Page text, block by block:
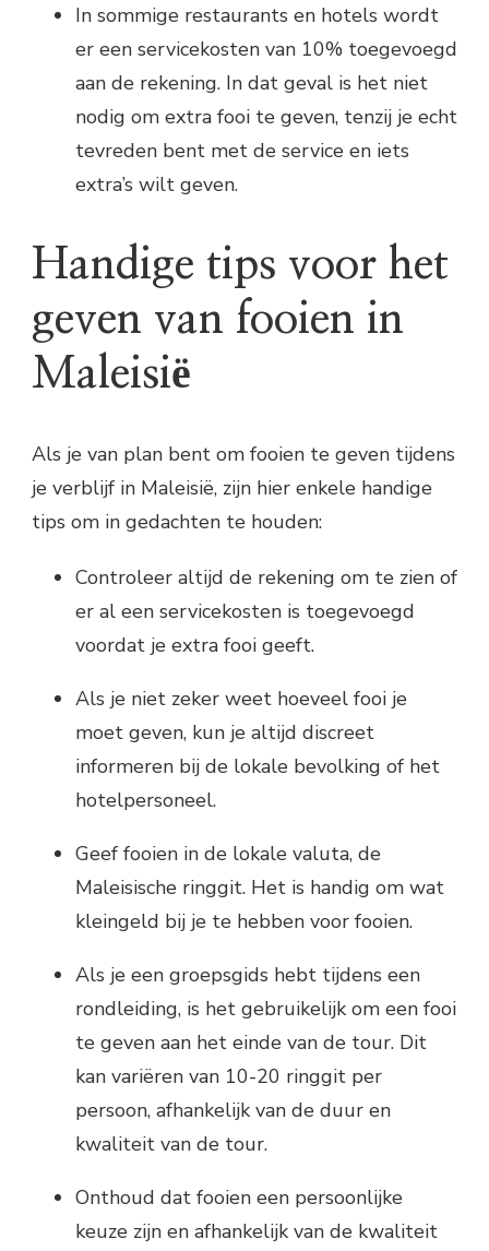
In sommige restaurants en hotels wordt
er een servicekosten van 10% toegevoegd
aan de rekening. In dat geval is het niet
nodig om extra fooi te geven, tenzij je echt
tevreden bent met de service en iets
extra’s wilt geven.
Handige tips voor het
geven van fooien in
Maleisië
Als je van plan bent om fooien te geven tijdens
je verblijf in Maleisië, zijn hier enkele handige
tips om in gedachten te houden:
Controleer altijd de rekening om te zien of
er al een servicekosten is toegevoegd
voordat je extra fooi geeft.
Als je niet zeker weet hoeveel fooi je
moet geven, kun je altijd discreet
informeren bij de lokale bevolking of het
hotelpersoneel.
Geef fooien in de lokale valuta, de
Maleisische ringgit. Het is handig om wat
kleingeld bij je te hebben voor fooien.
Als je een groepsgids hebt tijdens een
rondleiding, is het gebruikelijk om een fooi
te geven aan het einde van de tour. Dit
kan variëren van 10-20 ringgit per
persoon, afhankelijk van de duur en
kwaliteit van de tour.
Onthoud dat fooien een persoonlijke
keuze zijn en afhankelijk van de kwaliteit